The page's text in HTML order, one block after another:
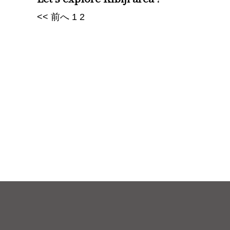
<< 前へ 1 2